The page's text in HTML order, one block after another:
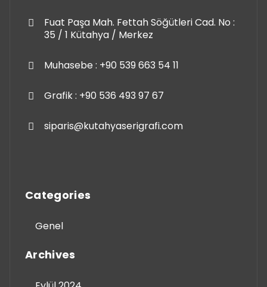
Fuat Paşa Mah. Fettah Söğütleri Cad. No :
35 / 1 Kütahya / Merkez
Muhasebe : +90 539 663 54 11
Grafik : +90 536 493 97 67
siparis@kutahyaserigrafi.com
Categories
Genel
Archives